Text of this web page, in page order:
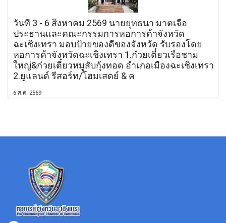
วันที่ 3 - 6 สิงหาคม 2569 นายยุทธนา มาตเจือ
ประธานและคณะกรรมการหอการค้าจังหวัด
ฉะเชิงเทรา มอบป้ายของดีของจังหวัด รับรองโดย
หอการค้าจังหวัดฉะเชิงเทรา 1.ก๋วยเตี๋ยวเรือชาม
ใหญ่&ก๋วยเตี๋ยวหมูสับกุ้งทอด อำเภอเมืองฉะเชิงเทรา
2.ยูแลนด์ รีสอร์ท/โฮมเสตย์ & ค
6 ส.ค. 2569